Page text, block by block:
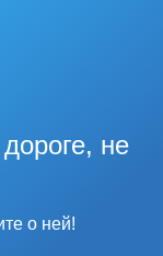
не
о ней!